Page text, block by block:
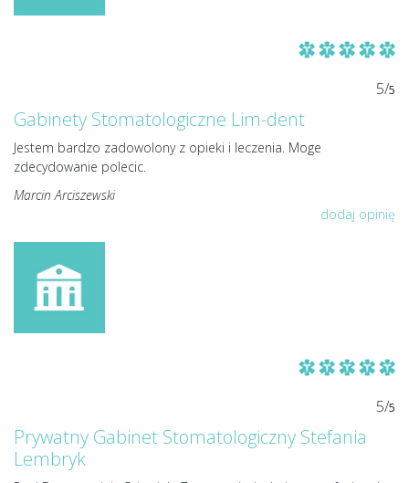
5/5
Gabinety Stomatologiczne Lim-dent
Jestem bardzo zadowolony z opieki i leczenia. Moge
zdecydowanie polecic.
Marcin Arciszewski
dodaj opinię
5/5
Prywatny Gabinet Stomatologiczny Stefania
Lembryk